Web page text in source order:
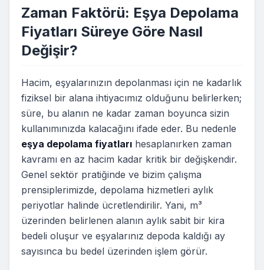
Zaman Faktörü: Eşya Depolama
Fiyatları Süreye Göre Nasıl
Değişir?
Hacim, eşyalarınızın depolanması için ne kadarlık
fiziksel bir alana ihtiyacımız olduğunu belirlerken;
süre, bu alanın ne kadar zaman boyunca sizin
kullanımınızda kalacağını ifade eder. Bu nedenle
eşya depolama fiyatları hesaplanırken zaman
kavramı en az hacim kadar kritik bir değişkendir.
Genel sektör pratiğinde ve bizim çalışma
prensiplerimizde, depolama hizmetleri aylık
periyotlar halinde ücretlendirilir. Yani, m³
üzerinden belirlenen alanın aylık sabit bir kira
bedeli oluşur ve eşyalarınız depoda kaldığı ay
sayısınca bu bedel üzerinden işlem görür.